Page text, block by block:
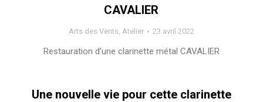
CAVALIER
Arts des Vents, Atelier 23 avril 2022
Restauration d’une clarinette métal CAVALIER
Une nouvelle vie pour cette clarinette